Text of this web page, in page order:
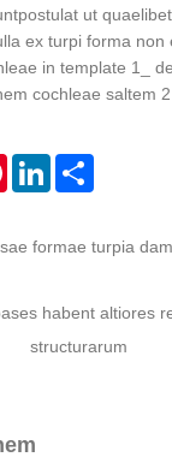
postulat ut
ex turpi forma non
in template 1_
cochleae saltem
PinterestLinkedIn
formae turpia
habent altiores
structurarum